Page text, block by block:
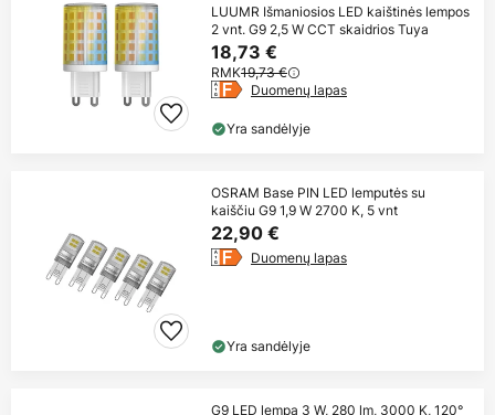
LUUMR Išmaniosios LED kaištinės lempos
2 vnt. G9 2,5 W CCT skaidrios Tuya
18,73 €
RMK19,73 €
Duomenų lapas
Yra sandėlyje
OSRAM Base PIN LED lemputės su
kaiščiu G9 1,9 W 2700 K, 5 vnt
22,90 €
Duomenų lapas
Yra sandėlyje
G9 LED lempa 3 W, 280 lm, 3000 K, 120°